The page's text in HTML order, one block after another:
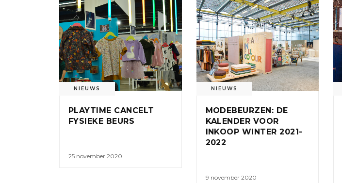
NIEUWS
PLAYTIME CANCELT
FYSIEKE BEURS
25 november 2020
NIEUWS
MODEBEURZEN: DE
KALENDER VOOR
INKOOP WINTER 2021-
2022
9 november 2020